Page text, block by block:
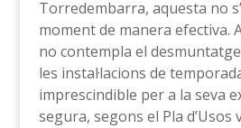
Torredembarra, aquesta no
moment de manera efectiva.
no contempla el
les instal·lacions de
imprescindible per a la seva
segura, segons el Pla d’Usos